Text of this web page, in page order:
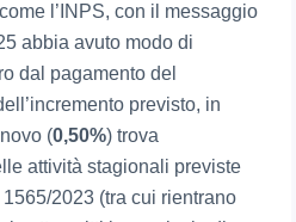
l’INPS, con il messaggio
abbia avuto modo di
dal pagamento del
previsto, in
(0,50%) trova
attività stagionali previste
2023 (tra cui rientrano